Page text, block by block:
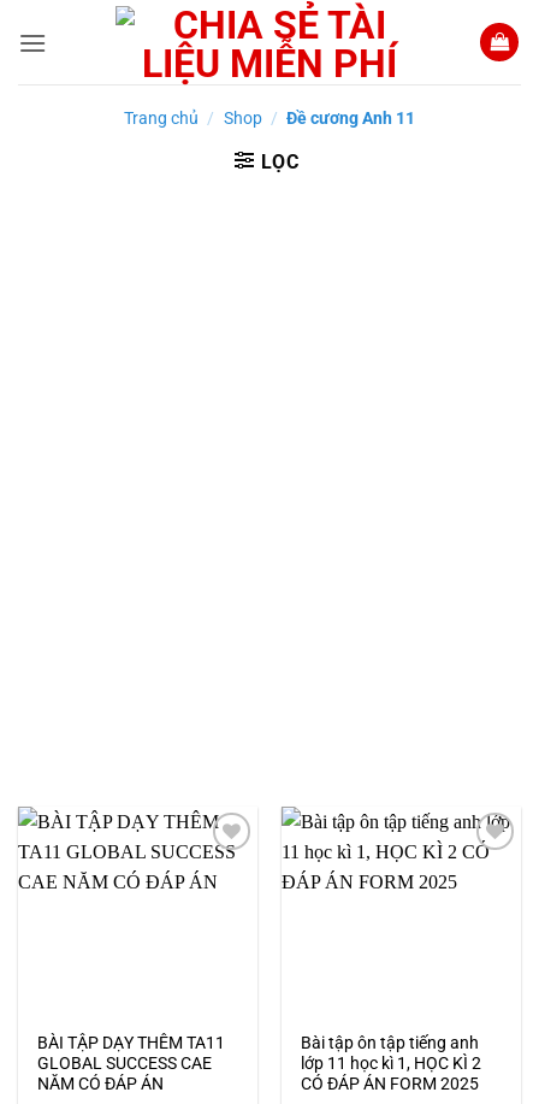
qua
Trang chủ / Shop / Đề cương Anh 11
LỌC
wishlist
BÀI TẬP DẠY THÊM TA11
GLOBAL SUCCESS CAE
NĂM CÓ ĐÁP ÁN
Bài tập ôn tập tiếng anh
lớp 11 học kì 1, HỌC KÌ 2
CÓ ĐÁP ÁN FORM 2025